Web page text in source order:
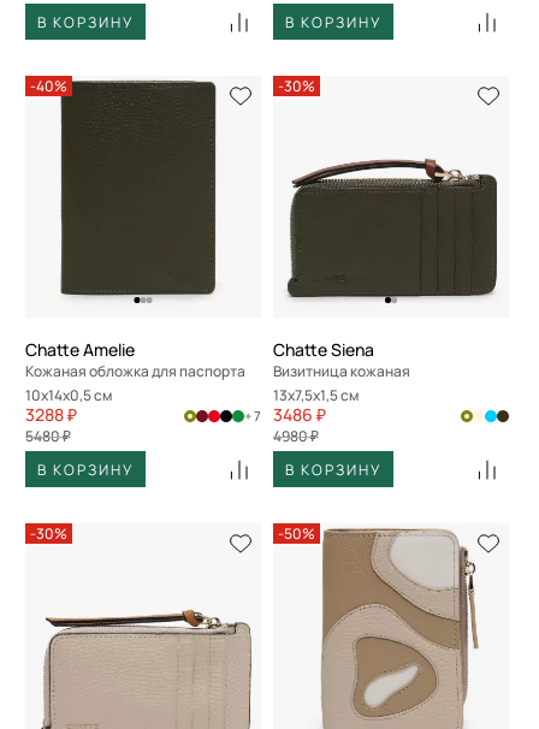
В КОРЗИНУ
В КОРЗИНУ
-40%
Chatte Amelie
Кожаная обложка для паспорта
10x14x0,5 см
3288 ₽
5480 ₽
+ 7
В КОРЗИНУ
-30%
Chatte Siena
Визитница кожаная
13x7,5x1,5 см
3486 ₽
4980 ₽
В КОРЗИНУ
-30% -50%